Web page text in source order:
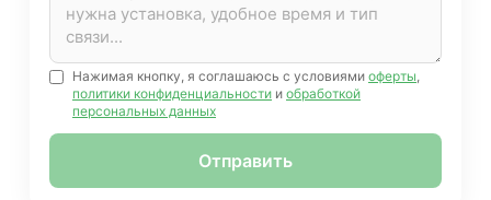
Нажимая кнопку, я соглашаюсь с условиями оферты
политики конфиденциальности и обработкой
персональных данных
Отправить